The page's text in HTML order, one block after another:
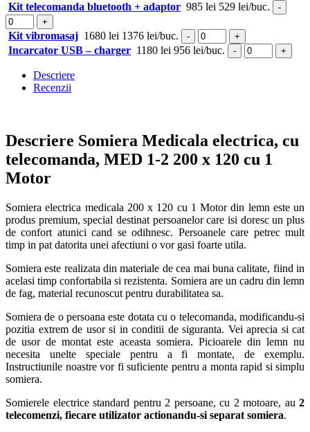
Kit telecomanda bluetooth + adaptor 985 lei 529 lei/buc.
-
+
Kit vibromasaj 1680 lei 1376 lei/buc. - +
Incarcator USB – charger 1180 lei 956 lei/buc. - +
Descriere
Recenzii
Descriere Somiera Medicala electrica, cu
telecomanda, MED 1-2 200 x 120 cu 1
Motor
Somiera electrica medicala 200 x 120 cu 1 Motor din lemn este un
produs premium, special destinat persoanelor care isi doresc un plus
de confort atunici cand se odihnesc. Persoanele care petrec mult
timp in pat datorita unei afectiuni o vor gasi foarte utila.
Somiera este realizata din materiale de cea mai buna calitate, fiind in
acelasi timp confortabila si rezistenta. Somiera are un cadru din lemn
de fag, material recunoscut pentru durabilitatea sa.
Somiera de o persoana este dotata cu o telecomanda, modificandu-si
pozitia extrem de usor si in conditii de siguranta. Vei aprecia si cat
de usor de montat este aceasta somiera. Picioarele din lemn nu
necesita unelte speciale pentru a fi montate, de exemplu.
Instructiunile noastre vor fi suficiente pentru a monta rapid si simplu
somiera.
Somierele electrice standard pentru 2 persoane, cu 2 motoare, au 2
telecomenzi, fiecare utilizator actionandu-si separat somiera.